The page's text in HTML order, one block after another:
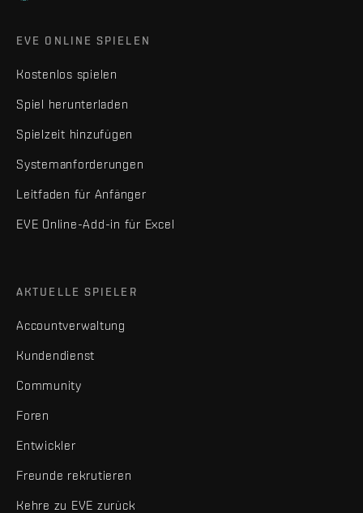
EVE ONLINE SPIELEN
Kostenlos spielen
Spiel herunterladen
Spielzeit hinzufügen
Systemanforderungen
Leitfaden für Anfänger
EVE Online-Add-in für Excel
AKTUELLE SPIELER
Accountverwaltung
Kundendienst
Community
Foren
Entwickler
Freunde rekrutieren
Kehre zu EVE zurück